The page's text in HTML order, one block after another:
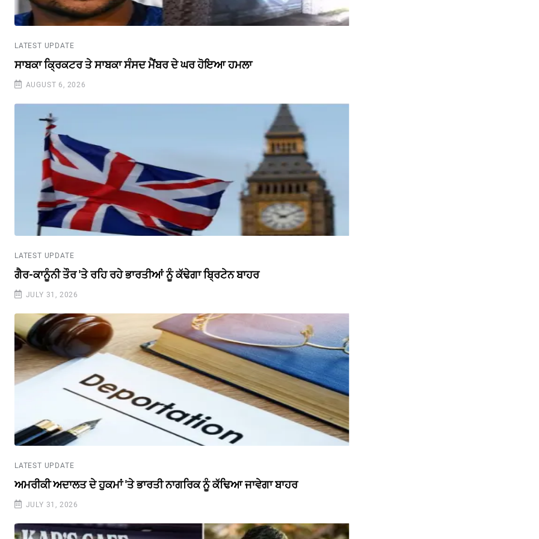
LATEST UPDATE
ਸਾਬਕਾ ਕ੍ਰਿਕਟਰ ਤੇ ਸਾਬਕਾ ਸੰਸਦ ਮੈਂਬਰ ਦੇ ਘਰ ਹੋਇਆ ਹਮਲਾ
AUGUST 6, 2026
LATEST UPDATE
ਗੈਰ-ਕਾਨੂੰਨੀ ਤੌਰ 'ਤੇ ਰਹਿ ਰਹੇ ਭਾਰਤੀਆਂ ਨੂੰ ਕੱਢੇਗਾ ਬ੍ਰਿਟੇਨ ਬਾਹਰ
JULY 31, 2026
LATEST UPDATE
ਅਮਰੀਕੀ ਅਦਾਲਤ ਦੇ ਹੁਕਮਾਂ 'ਤੇ ਭਾਰਤੀ ਨਾਗਰਿਕ ਨੂੰ ਕੱਢਿਆ ਜਾਵੇਗਾ ਬਾਹਰ
JULY 31, 2026